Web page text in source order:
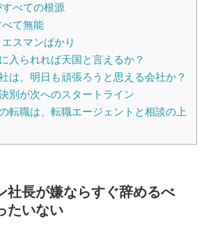
べての根源
て無能
スマンばかり
入られれば天国と言えるか？
は、明日も頑張ろうと思える会社か？
別が次へのスタートライン
転職は、転職エージェントと相談の上
社長が嫌ならすぐ辞めるべ
たいない